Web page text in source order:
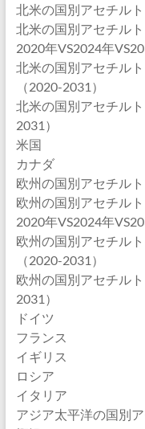
北米の国別アセチル
北米の国別アセチル
2020年VS2024年
北米の国別アセチル
（2020-2031）
北米の国別アセチル
2031）
米国
カナダ
欧州の国別アセチル
欧州の国別アセチル
2020年VS2024年
欧州の国別アセチル
（2020-2031）
欧州の国別アセチル
2031）
ドイツ
フランス
イギリス
ロシア
イタリア
アジア太平洋の国別